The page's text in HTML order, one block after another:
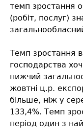
темп зростання
(робіт, послуг)
Темп зростання
господарства
нижчий
жовтні ц.р.
більше, ніж у
133,4%. Темп
період один з